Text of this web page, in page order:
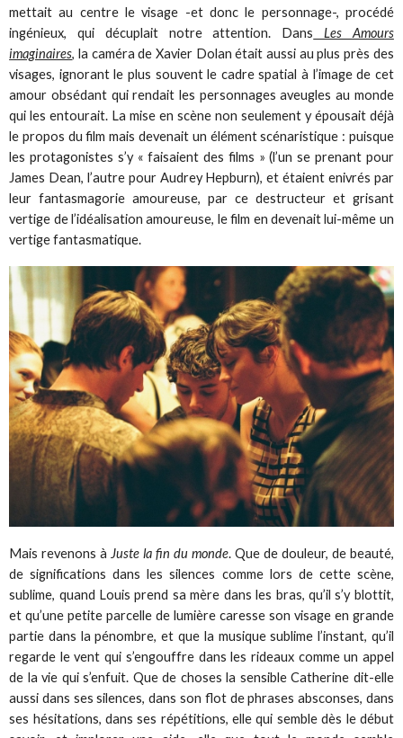
mettait au centre le visage -et donc le personnage-, procédé
ingénieux, qui décuplait notre attention. Dans Les Amours
imaginaires, la caméra de Xavier Dolan était aussi au plus près des
visages, ignorant le plus souvent le cadre spatial à l’image de cet
amour obsédant qui rendait les personnages aveugles au monde
qui les entourait. La mise en scène non seulement y épousait déjà
le propos du film mais devenait un élément scénaristique : puisque
les protagonistes s’y « faisaient des films » (l’un se prenant pour
James Dean, l’autre pour Audrey Hepburn), et étaient enivrés par
leur fantasmagorie amoureuse, par ce destructeur et grisant
vertige de l’idéalisation amoureuse, le film en devenait lui-même un
vertige fantasmatique.
Mais revenons à Juste la fin du monde. Que de douleur, de beauté,
de significations dans les silences comme lors de cette scène,
sublime, quand Louis prend sa mère dans les bras, qu’il s’y blottit,
et qu’une petite parcelle de lumière caresse son visage en grande
partie dans la pénombre, et que la musique sublime l’instant, qu’il
regarde le vent qui s’engouffre dans les rideaux comme un appel
de la vie qui s’enfuit. Que de choses la sensible Catherine dit-elle
aussi dans ses silences, dans son flot de phrases absconses, dans
ses hésitations, dans ses répétitions, elle qui semble dès le début